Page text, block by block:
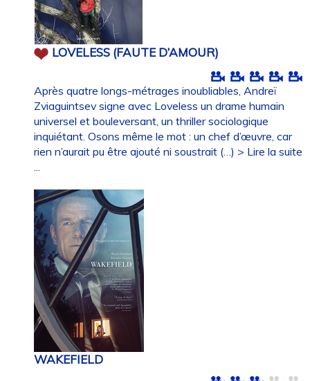
LOVELESS (FAUTE D’AMOUR)
Après quatre longs-métrages inoubliables, Andreï
Zviaguintsev signe avec Loveless un drame humain
universel et bouleversant, un thriller sociologique
inquiétant. Osons même le mot : un chef d’œuvre, car
rien n’aurait pu être ajouté ni soustrait (…) > Lire la suite
WAKEFIELD